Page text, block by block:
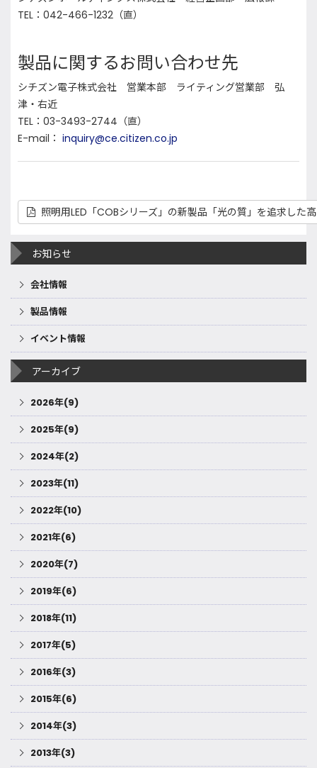
TEL：042-466-1232（直）
製品に関するお問い合わせ先
シチズン電子株式会社 営業本部 ライティング営業部 弘
津・右近
TEL：03-3493-2744（直）
E-mail： inquiry@ce.citizen.co.jp
照明用LED「COBシリーズ」の新製品「光の質」を追求した
お知らせ
会社情報
製品情報
イベント情報
アーカイブ
2026年(9)
2025年(9)
2024年(2)
2023年(11)
2022年(10)
2021年(6)
2020年(7)
2019年(6)
2018年(11)
2017年(5)
2016年(3)
2015年(6)
2014年(3)
2013年(3)